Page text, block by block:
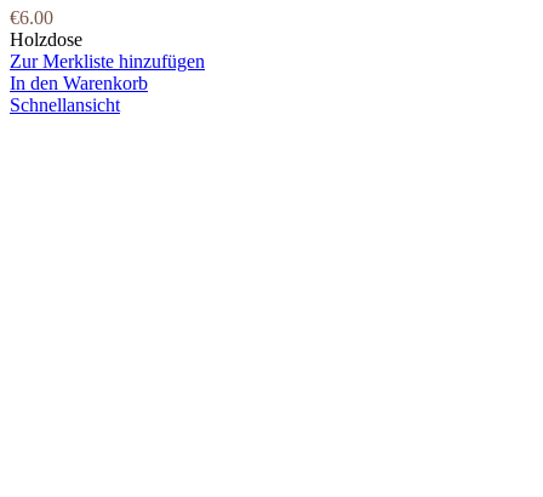
€6.00
Holzdose
Zur Merkliste hinzufügen
In den Warenkorb
Schnellansicht